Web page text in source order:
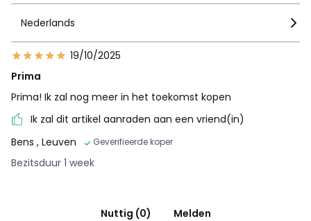
Nederlands
19/10/2025
Prima
Prima! Ik zal nog meer in het toekomst kopen
Ik zal dit artikel aanraden aan een vriend(in)
Bens , Leuven Geverifieerde koper
Bezitsduur 1 week
Nuttig (0)
Melden